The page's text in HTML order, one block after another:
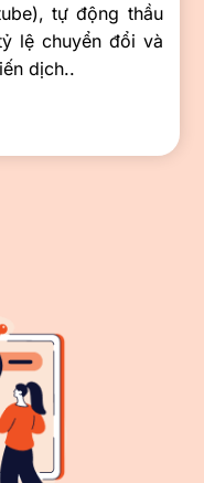
tự động thầu
lệ chuyển đổi và
dịch..